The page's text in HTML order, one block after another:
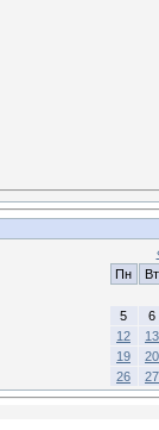
Пн
Вт
5
6
12
13
19
20
26
27